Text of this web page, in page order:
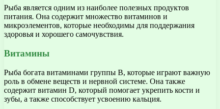
Рыба является одним из наиболее полезных продуктов
питания. Она содержит множество витаминов и
микроэлементов, которые необходимы для поддержания
здоровья и хорошего самочувствия.
Витамины
Рыба богата витаминами группы В, которые играют важную
роль в обмене веществ и нервной системе. Она также
содержит витамин D, который помогает укрепить кости и
зубы, а также способствует усвоению кальция.